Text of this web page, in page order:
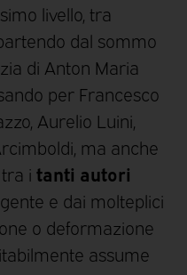
livello, tra
dal sommo
di Anton Maria
per Francesco
Aurelio Luini,
ma anche
i tanti autori
e dai molteplici
o deformazione
assume